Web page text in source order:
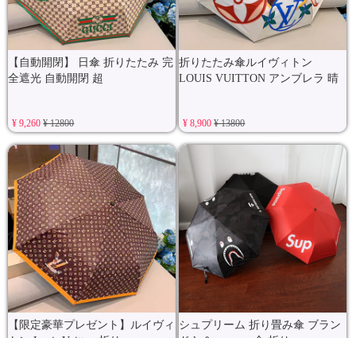
【自動開閉】 日傘 折りたたみ 完
全遮光 自動開閉 超
¥ 9,260¥ 12800
折りたたみ傘ルイヴィトン
LOUIS VUITTON アンブレラ 晴
¥ 8,900¥ 13800
【限定豪華プレゼント】ルイヴィ シュプリーム 折り畳み傘 ブラン